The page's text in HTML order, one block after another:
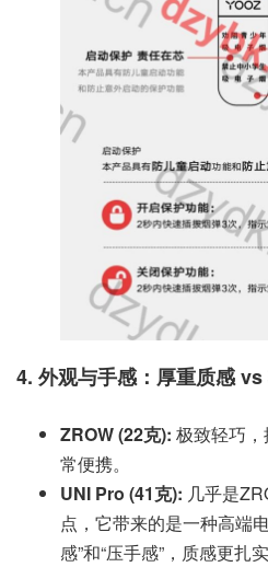
4. 外观与手感：厚重质感
ZROW (22克): 极致轻巧
常便携。
UNI Pro (41克): 几乎是
点，它带来的是一种高端
感”和“压手感”，质感更扎